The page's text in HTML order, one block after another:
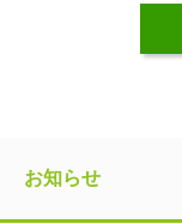
お知らせ